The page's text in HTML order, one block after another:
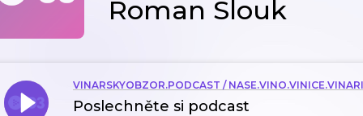
Roman Slouk
VINARSKYOBZOR.PODCAST / NASE.VINO.VINICE.VINARI
Poslechněte si podcast